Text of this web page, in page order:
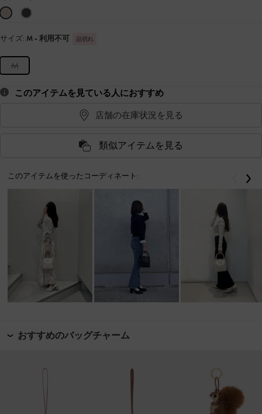
サイズ: M - 利用不可 品切れ
M
このアイテムを見ている人におすすめ
店舗の在庫状況を見る
類似アイテムを見る
このアイテムを使ったコーディネート: 戻る
おすすめのバッグチャーム